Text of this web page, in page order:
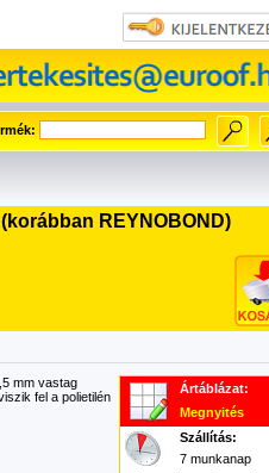
REYNOBOND)
mm vastag
fel a polietilén
Ártáblázat:
Megnyités
Szállítás:
7 munkanap